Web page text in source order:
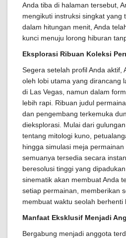
Anda tiba di halaman tersebut,
mengikuti instruksi singkat yang
dalam hitungan menit, Anda
kunci menuju lorong hiburan
Eksplorasi Ribuan Koleksi
Segera setelah profil Anda aktif,
oleh lobi utama yang dirancang
di Las Vegas, namun dalam
lebih rapi. Ribuan judul
dan pengembang terkemuka
dieksplorasi. Mulai dari
tentang mitologi kuno,
hingga simulasi meja permainan
semuanya tersedia secara
beresolusi tinggi yang
sinematik akan membuat Anda
setiap permainan, memberikan
membuat waktu seolah berhenti
Manfaat Eksklusif Menjadi
Bergabung menjadi anggota